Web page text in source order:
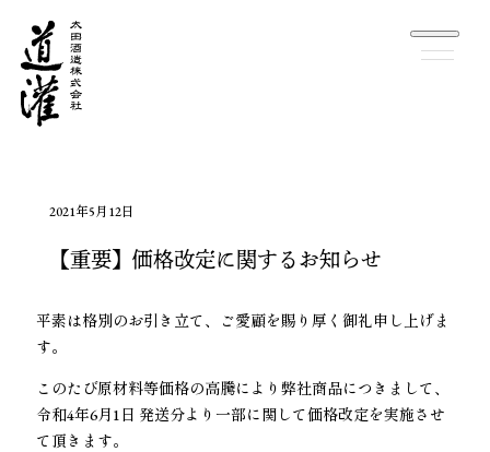
2021年5月12日
【重要】価格改定に関するお知らせ
平素は格別のお引き立て、ご愛顧を賜り厚く御礼申し上げま
す。
このたび原材料等価格の高騰により弊社商品につきまして、
令和4年6月1日 発送分より一部に関して価格改定を実施させ
て頂きます。